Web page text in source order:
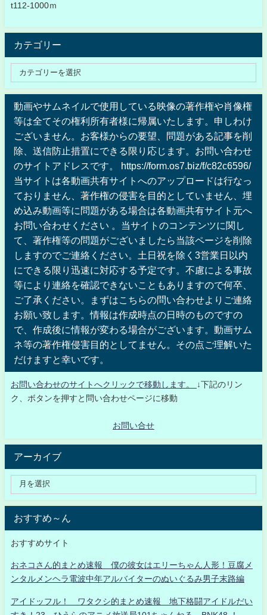
t112-1000ｍ
カテゴリー
動画やサムネイルで使用している映像の著作権や肖像権
等は全てその権利所有者様に帰属いたします。申しわけ
ございません。お客様からの要望、問題がある記事を削
除、送信防止措置にできる限り応じます。お問い合わせ
のサイトアドレスです。 https://form.os7.biz/f/c82c6596/
当サイトは各動画共有サイトへのアップロードは行なっ
ておりません、著作権の侵害を目的としていません、埋
め込み動画等に問題がある場合は各動画共有サイト元へ
お問い合わせください 。当サイトのコンテンツに関し
て、著作権等の問題がございましたら当該ページを削除
しますのでご連絡ください。土日祝を除く3営業日以内
にできる限り迅速に対応する予定です。不慮による事故
等により連絡を確認できないこともありますので何卒、
ご了承ください。まずはこちらの問い合わせよりご連絡
お願い致します。情報は作成時点の日時のものですの
で、作成後に情報が変わる場合がございます。動画サム
ネ等の著作権侵害目的としてません。その点ご理解いた
だけますと幸いです。
お問い合わせのサイトへクリックで移動します。
↓下記のリン
ク、ボタンを押すと問い合わせページに移動
お問い合せ
アーカイブ
おすすめ～ん
おすすめサイト
おネコさん的まとめ速報 僕の彼女はエリーちゃん人形！豆腐メ
ンタルメンヘラ電波中年アルバイターのぬいぐるみ男子末路編
アイドッフル！ ワタクシ的まとめ速報 地下格闘アイドルだい